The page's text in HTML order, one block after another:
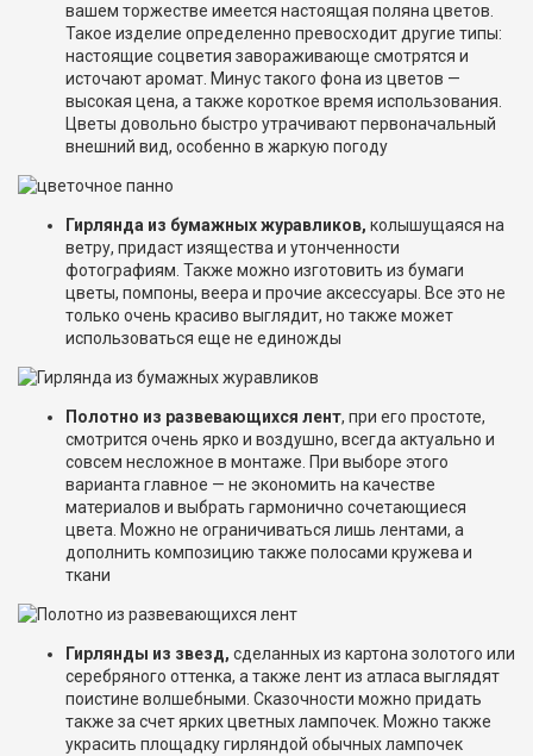
вашем торжестве имеется настоящая поляна цветов.
Такое изделие определенно превосходит другие типы:
настоящие соцветия завораживающе смотрятся и
источают аромат. Минус такого фона из цветов —
высокая цена, а также короткое время использования.
Цветы довольно быстро утрачивают первоначальный
внешний вид, особенно в жаркую погоду
Гирлянда из бумажных журавликов, колышущаяся на
ветру, придаст изящества и утонченности
фотографиям. Также можно изготовить из бумаги
цветы, помпоны, веера и прочие аксессуары. Все это не
только очень красиво выглядит, но также может
использоваться еще не единожды
Полотно из развевающихся лент, при его простоте,
смотрится очень ярко и воздушно, всегда актуально и
совсем несложное в монтаже. При выборе этого
варианта главное — не экономить на качестве
материалов и выбрать гармонично сочетающиеся
цвета. Можно не ограничиваться лишь лентами, а
дополнить композицию также полосами кружева и
ткани
Гирлянды из звезд, сделанных из картона золотого или
серебряного оттенка, а также лент из атласа выглядят
поистине волшебными. Сказочности можно придать
также за счет ярких цветных лампочек. Можно также
украсить площадку гирляндой обычных лампочек